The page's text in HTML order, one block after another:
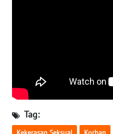
Tag:
WN
KALBAR
WN
KALTENG